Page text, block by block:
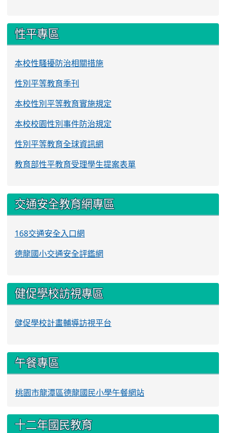
性平專區
本校性騷擾防治相關措施
性別平等教育季刊
本校性別平等教育實施規定
本校校園性別事件防治規定
性別平等教育全球資訊網
教育部性平教育受理學生提案表單
交通安全教育網專區
168交通安全入口網
德龍國小交通安全評鑑網
健促學校訪視專區
健促學校計畫輔導訪視平台
午餐專區
桃園市龍潭區德龍國民小學午餐網站
十二年國民教育